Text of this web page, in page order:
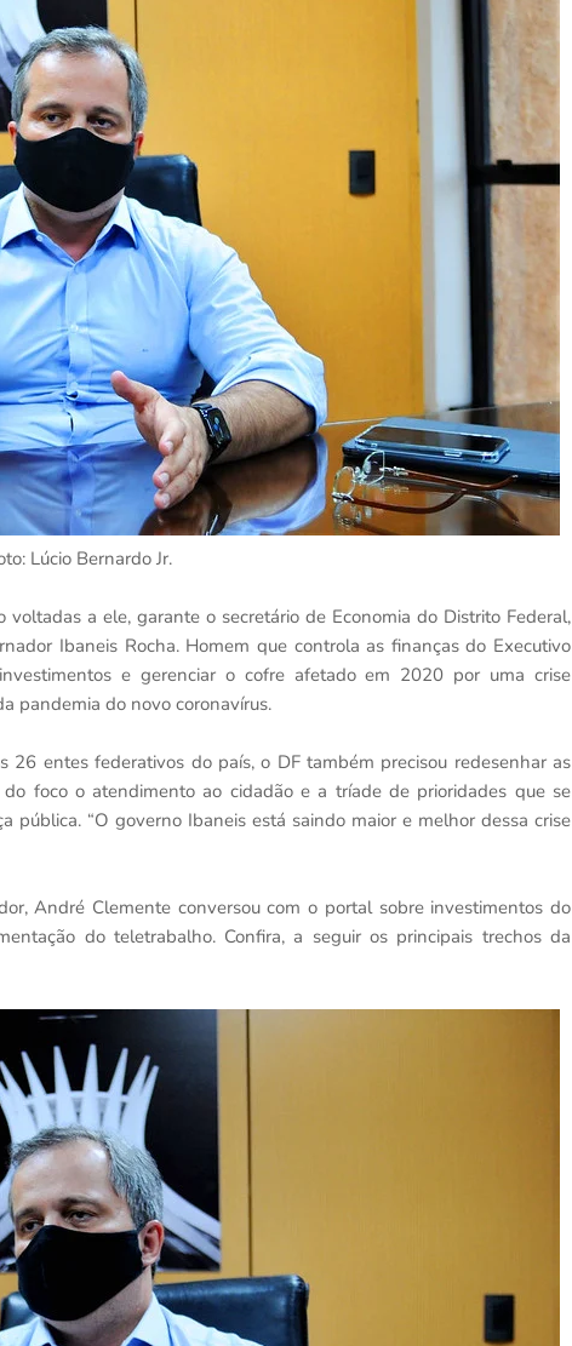
Lúcio Bernardo Jr.
a ele, garante o secretário de Economia do Distrito Federal,
Ibaneis Rocha. Homem que controla as finanças do Executivo
e gerenciar o cofre afetado em 2020 por uma crise
pandemia do novo coronavírus.
26 entes federativos do país, o DF também precisou redesenhar as
foco o atendimento ao cidadão e a tríade de prioridades que se
pública. “O governo Ibaneis está saindo maior e melhor dessa crise
André Clemente conversou com o portal sobre investimentos do
do teletrabalho. Confira, a seguir os principais trechos da